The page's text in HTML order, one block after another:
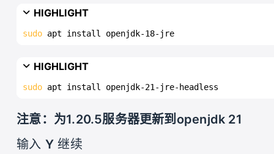
HIGHLIGHT
sudo apt install openjdk-18-jre
HIGHLIGHT
sudo apt install openjdk-21-jre-headless
注意：为1.20.5服务器更新到openjdk 21
输入 Y 继续